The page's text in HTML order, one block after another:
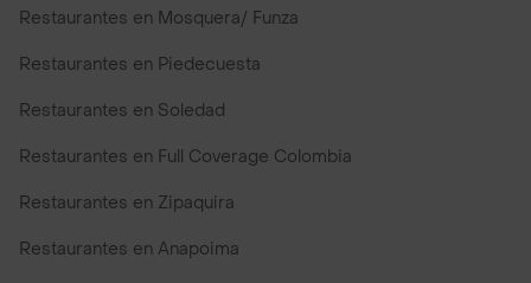
Restaurantes en Mosquera/ Funza
Restaurantes en Piedecuesta
Restaurantes en Soledad
Restaurantes en Full Coverage Colombia
Restaurantes en Zipaquira
Restaurantes en Anapoima